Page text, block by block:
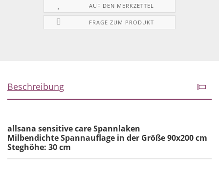
AUF DEN MERKZETTEL
FRAGE ZUM PRODUKT
Beschreibung
allsana sensitive care Spannlaken
Milbendichte Spannauflage in der Größe 90x200 cm
Steghöhe: 30 cm